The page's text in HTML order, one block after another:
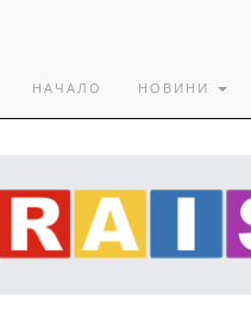
НАЧАЛО НОВИНИ